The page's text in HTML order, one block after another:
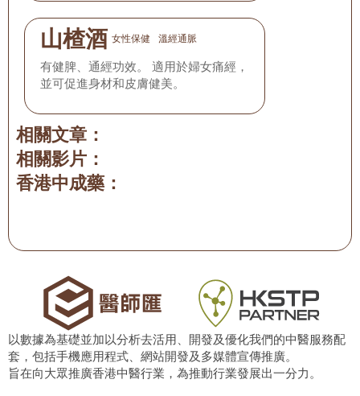
山楂酒 女性保健 溫經通脈
有健脾、通經功效。 適用於婦女痛經，
並可促進身材和皮膚健美。
相關文章：
相關影片：
香港中成藥：
以數據為基礎並加以分析去活用、開發及優化我們的中醫服務配
套，包括手機應用程式、網站開發及多媒體宣傳推廣。
旨在向大眾推廣香港中醫行業，為推動行業發展出一分力。